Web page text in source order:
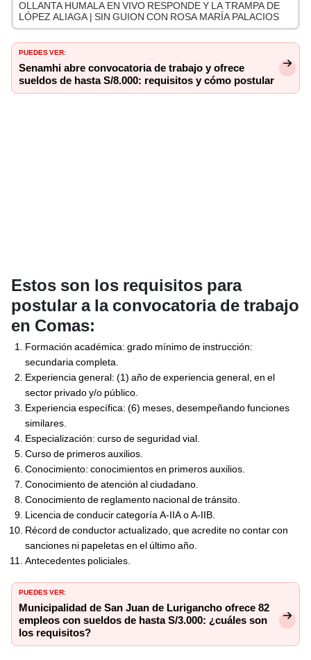
OLLANTA HUMALA EN VIVO RESPONDE Y LA TRAMPA DE
LÓPEZ ALIAGA | SIN GUION CON ROSA MARÍA PALACIOS
PUEDES VER:
Senamhi abre convocatoria de trabajo y ofrece
sueldos de hasta S/8.000: requisitos y cómo postular
Estos son los requisitos para
postular a la convocatoria de trabajo
en Comas:
Formación académica: grado mínimo de instrucción:
secundaria completa.
Experiencia general: (1) año de experiencia general, en el
sector privado y/o público.
Experiencia específica: (6) meses, desempeñando funciones
similares.
Especialización: curso de seguridad vial.
Curso de primeros auxilios.
Conocimiento: conocimientos en primeros auxilios.
Conocimiento de atención al ciudadano.
Conocimiento de reglamento nacional de tránsito.
Licencia de conducir categoría A-IIA o A-IIB.
Récord de conductor actualizado, que acredite no contar con
sanciones ni papeletas en el último año.
Antecedentes policiales.
PUEDES VER:
Municipalidad de San Juan de Lurigancho ofrece 82
empleos con sueldos de hasta S/3.000: ¿cuáles son
los requisitos?